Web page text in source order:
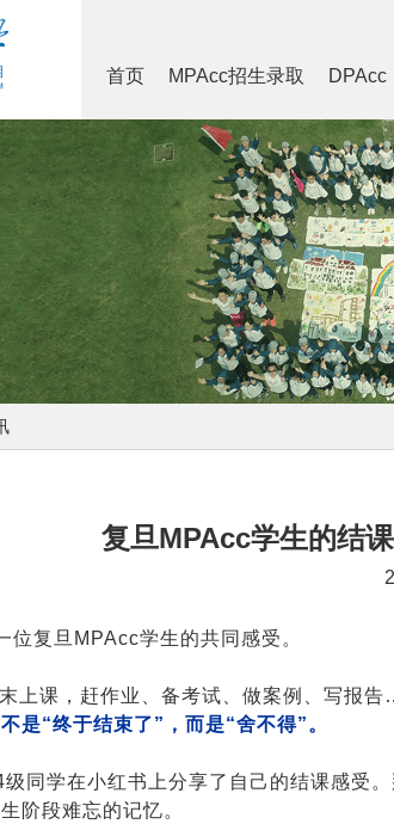
首页 MPAcc招生录取 DPAcc
复旦MPAcc学生的结
位复旦MPAcc学生的共同感受。
上课，赶作业、备考试、做案例、写报
是“终于结束了”，而是“舍不得”。
同学在小红书上分享了自己的结课感受
阶段难忘的记忆。